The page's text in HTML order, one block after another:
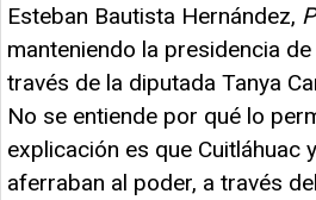
Esteban Bautista Hernández,
manteniendo la presidencia
través de la diputada Tanya
No se entiende por qué lo
explicación es que Cuitláhuac
aferraban al poder, a través